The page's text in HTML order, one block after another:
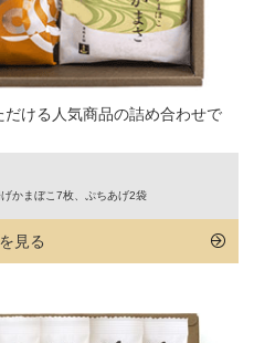
ける人気商品の詰め合わせで
かまぼこ7枚、ぷちあげ2袋
見る